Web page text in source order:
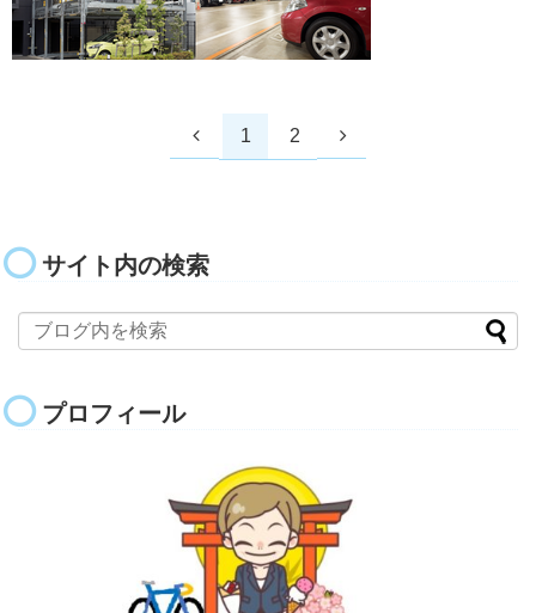
1 2
サイト内の検索
プロフィール